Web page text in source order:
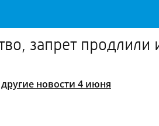
запрет продлили
другие новости 4 июня